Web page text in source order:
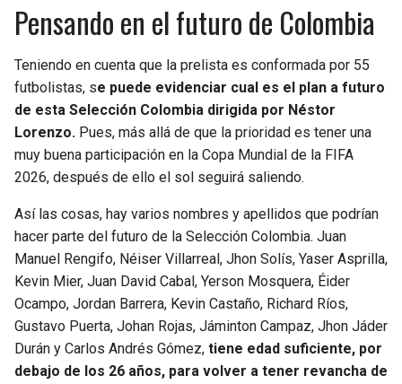
Pensando en el futuro de Colombia
Teniendo en cuenta que la prelista es conformada por 55
futbolistas, se puede evidenciar cual es el plan a futuro
de esta Selección Colombia dirigida por Néstor
Lorenzo. Pues, más allá de que la prioridad es tener una
muy buena participación en la Copa Mundial de la FIFA
2026, después de ello el sol seguirá saliendo.
Así las cosas, hay varios nombres y apellidos que podrían
hacer parte del futuro de la Selección Colombia. Juan
Manuel Rengifo, Néiser Villarreal, Jhon Solís, Yaser Asprilla,
Kevin Mier, Juan David Cabal, Yerson Mosquera, Éider
Ocampo, Jordan Barrera, Kevin Castaño, Richard Ríos,
Gustavo Puerta, Johan Rojas, Jáminton Campaz, Jhon Jáder
Durán y Carlos Andrés Gómez, tiene edad suficiente, por
debajo de los 26 años, para volver a tener revancha de